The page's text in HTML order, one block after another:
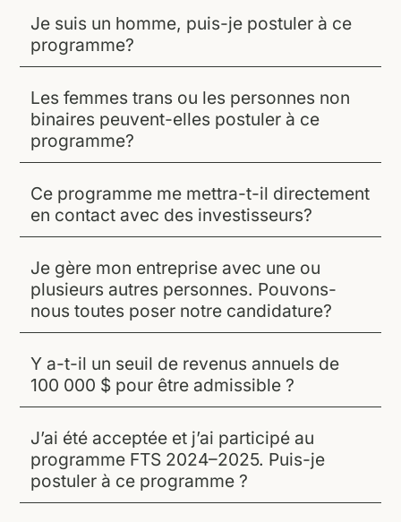
Je suis un homme, puis-je postuler à ce
programme?
Les femmes trans ou les personnes non
binaires peuvent-elles postuler à ce
programme?
Ce programme me mettra-t-il directement
en contact avec des investisseurs?
Je gère mon entreprise avec une ou
plusieurs autres personnes. Pouvons-
nous toutes poser notre candidature?
Y a-t-il un seuil de revenus annuels de
100 000 $ pour être admissible ?
J’ai été acceptée et j’ai participé au
programme FTS 2024–2025. Puis-je
postuler à ce programme ?